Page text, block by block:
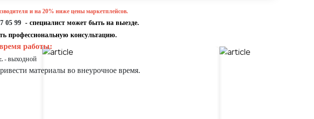
и на 20% ниже цены маркетплейсов.
05 99 - специалист может быть на выезде.
профессиональную консультацию.
работы:
- выходной
материалы во внеурочное время.